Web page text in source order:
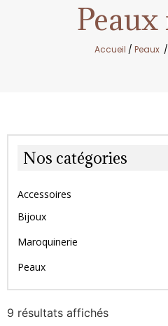
Peaux
Accueil / Peaux
Nos catégories
Accessoires
Bijoux
Maroquinerie
Peaux
9 résultats affichés